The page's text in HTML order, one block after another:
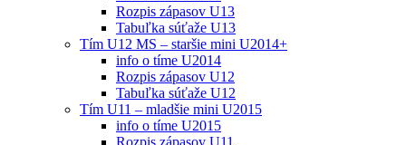
Rozpis zápasov U13
Tabuľka súťaže U13
Tím U12 MS – staršie mini U2014+
info o tíme U2014
Rozpis zápasov U12
Tabuľka súťaže U12
Tím U11 – mladšie mini U2015
info o tíme U2015
Rozpis zápasov U11